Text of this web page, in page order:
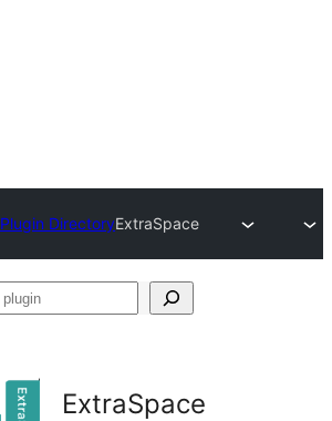
Plugin DirectoryExtraSpace
ExtraSpace